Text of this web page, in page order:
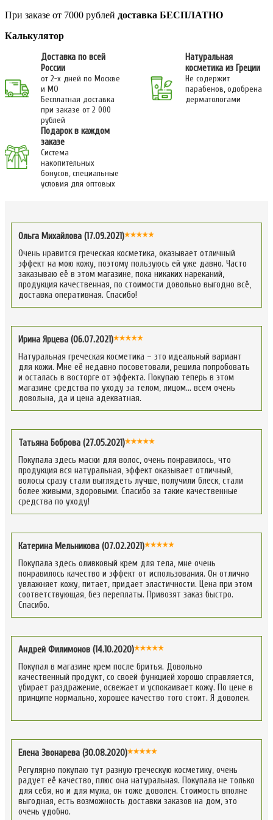
При заказе от 7000 рублей доставка БЕСПЛАТНО
Калькулятор
Доставка по всей
России
от 2-х дней по Москве
и МО
Бесплатная доставка
при заказе от 2 000
рублей
Натуральная
косметика из Греции
Не содержит
парабенов, одобрена
дерматологами
Подарок в каждом
заказе
Система
накопительных
бонусов, специальные
условия для оптовых
Ольга Михайлова (17.09.2021)
Очень нравится греческая косметика, оказывает отличный
эффект на мою кожу, поэтому пользуюсь ей уже давно. Часто
заказываю её в этом магазине, пока никаких нареканий,
продукция качественная, по стоимости довольно выгодно всё,
доставка оперативная. Спасибо!
Ирина Ярцева (06.07.2021)
Натуральная греческая косметика – это идеальный вариант
для кожи. Мне её недавно посоветовали, решила попробовать
и осталась в восторге от эффекта. Покупаю теперь в этом
магазине средства по уходу за телом, лицом… всем очень
довольна, да и цена адекватная.
Татьяна Боброва (27.05.2021)
Покупала здесь маски для волос, очень понравилось, что
продукция вся натуральная, эффект оказывает отличный,
волосы сразу стали выглядеть лучше, получили блеск, стали
более живыми, здоровыми. Спасибо за такие качественные
средства по уходу!
Катерина Мельникова (07.02.2021)
Покупала здесь оливковый крем для тела, мне очень
понравилось качество и эффект от использования. Он отлично
увлажняет кожу, питает, придает эластичности. Цена при этом
соответствующая, без переплаты. Привозят заказ быстро.
Спасибо.
Андрей Филимонов (14.10.2020)
Покупал в магазине крем после бритья. Довольно
качественный продукт, со своей функцией хорошо справляется,
убирает раздражение, освежает и успокаивает кожу. По цене в
принципе нормально, хорошее качество того стоит. Я доволен.
Елена Звонарева (30.08.2020)
Регулярно покупаю тут разную греческую косметику, очень
радует её качество, плюс она натуральная. Покупала не только
для себя, но и для мужа, он тоже доволен. Стоимость вполне
выгодная, есть возможность доставки заказов на дом, это
очень удобно.